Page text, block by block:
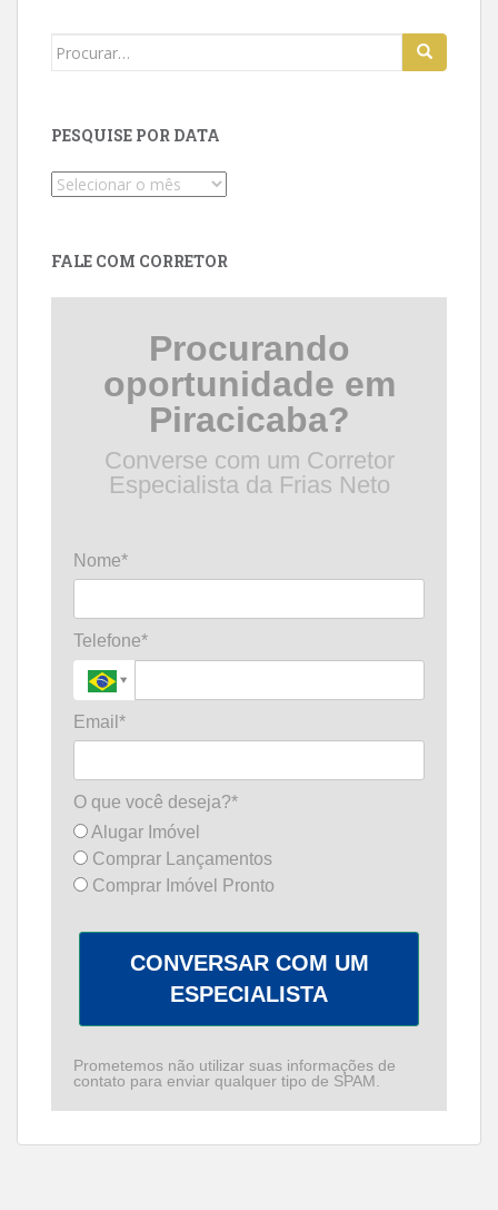
Search
PESQUISE POR DATA
Pesquise
FALE COM CORRETOR
Procurando
oportunidade em
Piracicaba?
Converse com um Corretor
Especialista da Frias Neto
Nome*
Telefone*
Email*
O que você deseja?*
Alugar Imóvel
Comprar Lançamentos
Comprar Imóvel Pronto
CONVERSAR COM UM
ESPECIALISTA
Prometemos não utilizar suas informações de
contato para enviar qualquer tipo de SPAM.